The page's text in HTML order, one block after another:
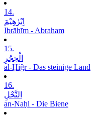
14.
اِبْرٰھِیْمَ
Ibrāhīm - Abraham
15.
الْحِجْرِ
al-Ḥiǧr - Das steinige Land
16.
النَّحْلِ
an-Naḥl - Die Biene